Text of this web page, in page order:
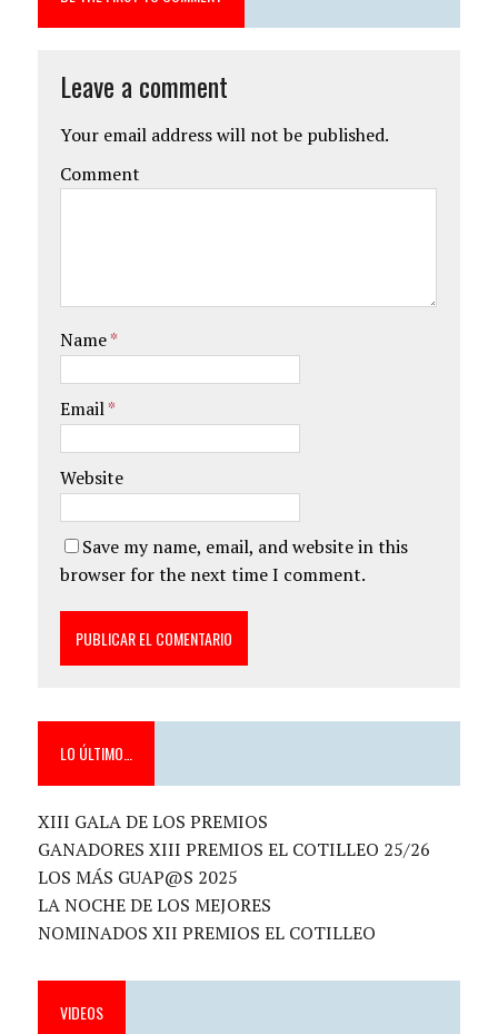
Leave a comment
Your email address will not be published.
Comment
Name*
Email*
Website
Save my name, email, and website in this
browser for the next time I comment.
LO ÚLTIMO…
XIII GALA DE LOS PREMIOS
GANADORES XIII PREMIOS EL COTILLEO 25/26
LOS MÁS GUAP@S 2025
LA NOCHE DE LOS MEJORES
NOMINADOS XII PREMIOS EL COTILLEO
VIDEOS